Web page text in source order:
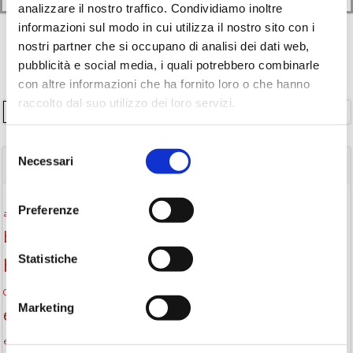
analizzare il nostro traffico. Condividiamo inoltre
informazioni sul modo in cui utilizza il nostro sito con i
nostri partner che si occupano di analisi dei dati web,
pubblicità e social media, i quali potrebbero combinarle
con altre informazioni che ha fornito loro o che hanno
raccolto dal suo utilizzo dei loro servizi.
delNecessari
Preferenze
Statistiche
Marketing
Cerca
TAGS
attività per bambini Attività per ragazzi
biblioteca
biblioteca Monselice Biblioteca San Biagio
Centro per il libro e la lettura cittàchelegge
eventi culturali eventi culturali Monselice
eventi in biblioteca